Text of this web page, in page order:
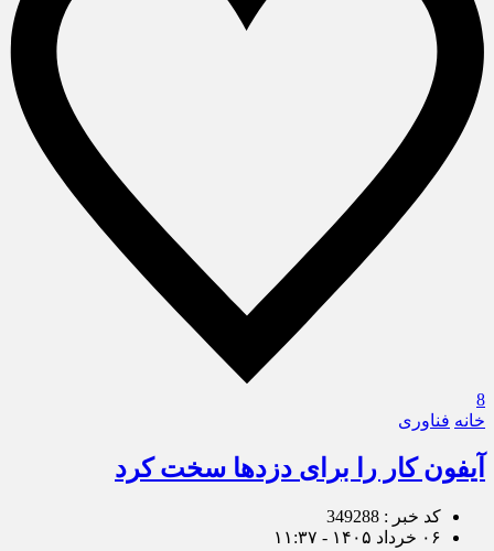
8
خانه فناوری
آیفون کار را برای دزدها سخت‌ کرد
کد خبر : 349288
۰۶ خرداد ۱۴۰۵ - ۱۱:۳۷